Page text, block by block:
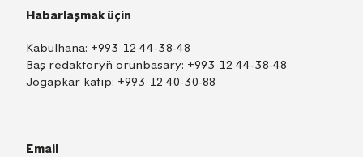
Habarlaşmak üçin
Kabulhana: +993 12 44-38-48
Baş redaktoryň orunbasary: +993 12 44-38-48
Jogapkär kätip: +993 12 40-30-88
Email